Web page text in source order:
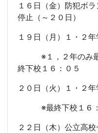
１６日（金）防犯ボ
停止（～２０日）
１９日（月）１・２
※１，２年のみ最
終下校１６：０５
２０日（火）１・２
※最終下校１６：
２２日（木）公立高